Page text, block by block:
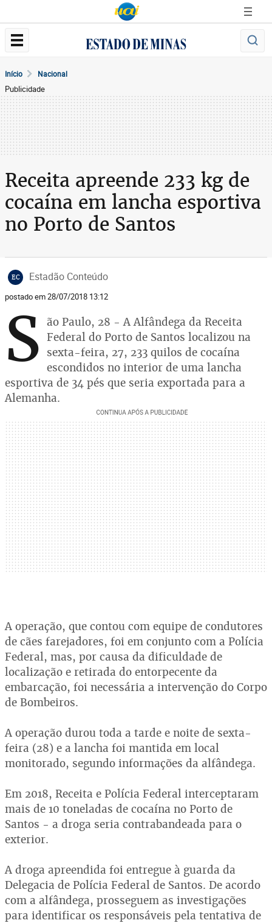
Início Nacional
Publicidade
Receita apreende 233 kg de
cocaína em lancha esportiva
no Porto de Santos
EC Estadão Conteúdo
postado em 28/07/2018 13:12
S ão Paulo, 28 - A Alfândega da Receita
Federal do Porto de Santos localizou na
sexta-feira, 27, 233 quilos de cocaína
escondidos no interior de uma lancha
esportiva de 34 pés que seria exportada para a
Alemanha.
A operação, que contou com equipe de condutores
de cães farejadores, foi em conjunto com a Polícia
Federal, mas, por causa da dificuldade de
localização e retirada do entorpecente da
embarcação, foi necessária a intervenção do Corpo
de Bombeiros.
A operação durou toda a tarde e noite de sexta-
feira (28) e a lancha foi mantida em local
monitorado, segundo informações da alfândega.
Em 2018, Receita e Polícia Federal interceptaram
mais de 10 toneladas de cocaína no Porto de
Santos - a droga seria contrabandeada para o
exterior.
A droga apreendida foi entregue à guarda da
Delegacia de Polícia Federal de Santos. De acordo
com a alfândega, prosseguem as investigações
para identificar os responsáveis pela tentativa de